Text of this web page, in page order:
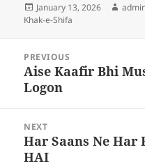
Posted
on
January 13, 2026
Khak-e-Shifa
navigation
PREVIOUS
Previous
post:
Aise Kaafir Bhi
Logon
NEXT
Next
post:
Har Saans Ne Har
HAI